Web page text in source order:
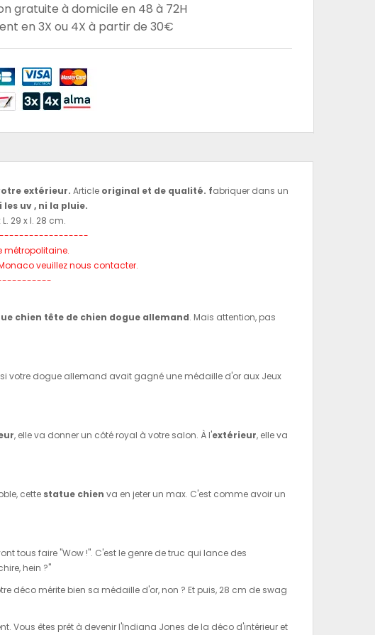
gratuite à domicile en 48 à 72H
en 3X ou 4X à partir de 30€
extérieur.Article original et de qualité. fabriquer dans un
les uv , ni la pluie.
29 x l. 28 cm.
métropolitaine.
veuillez nous contacter.
chien tête de chien dogue allemand. Mais attention, pas
votre dogue allemand avait gagné une médaille d'or aux Jeux
, elle va donner un côté royal à votre salon. À l'extérieur, elle va
cette statue chien va en jeter un max. C'est comme avoir un
tous faire "Wow !". C'est le genre de truc qui lance des
hein ?"
déco mérite bien sa médaille d'or, non ? Et puis, 28 cm de swag
Vous êtes prêt à devenir l'Indiana Jones de la déco d'intérieur et